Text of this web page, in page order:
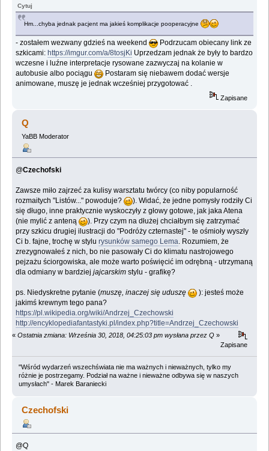
Cytuj
Hm...chyba jednak pacjent ma jakieś komplikacje pooperacyjne
- zostałem wezwany gdzieś na weekend
Podrzucam obiecany link ze
szkicami:https://imgur.com/a/8tosjKi Uprzedzam jednak że były to bardzo
wczesne i luźne interpretacje rysowane zazwyczaj na kolanie w
autobusie albo pociągu
Postaram się niebawem dodać wersje
animowane, muszę je jednak wcześniej przygotować .
Zapisane
Q
YaBB Moderator
@Czechofski
Zawsze miło zajrzeć za kulisy warsztatu twórcy (co niby popularność
rozmaitych "Listów..." powoduje?
). Widać, że jedne pomysły rodziły Ci
się długo, inne praktycznie wyskoczyły z głowy gotowe, jak jaka Atena
(nie mylić z anteną
). Przy czym na dłużej chciałbym się zatrzymać
przy szkicu drugiej ilustracji do "Podróży czternastej" - te ośmioły wyszły
Ci b. fajne, trochę w stylurysunków samego Lema. Rozumiem, że
zrezygnowałeś z nich, bo nie pasowały Ci do klimatu nastrojowego
pejzażu ściorgowiska, ale może warto poświęcić im odrębną - utrzymaną
dla odmiany w bardziejjajcarskim stylu - grafikę?
ps. Niedyskretne pytanie (muszę, inaczej się uduszę
): jesteś może
jakimś krewnym tego pana?
https://pl.wikipedia.org/wiki/Andrzej_Czechowski
http://encyklopediafantastyki.pl/index.php?title=Andrzej_Czechowski
« Ostatnia zmiana: Września 30, 2018, 04:25:03 pm wysłana przez Q »
Zapisane
"Wśród wydarzeń wszechświata nie ma ważnych i nieważnych, tylko my
różnie je postrzegamy. Podział na ważne i nieważne odbywa się w naszych
umysłach" - Marek Baraniecki
Czechofski
@Q